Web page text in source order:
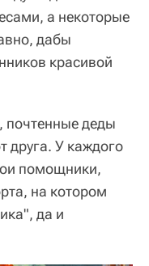
а некоторые
дабы
красивой
почтенные деды
друга. У каждого
помощники,
на котором
да и